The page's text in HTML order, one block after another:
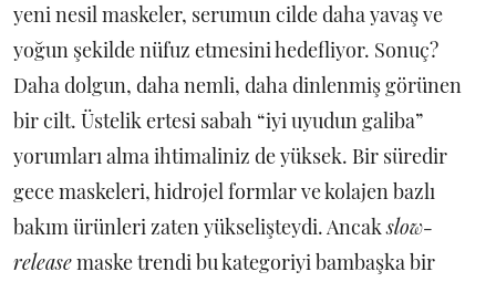
yeni nesil maskeler, serumun cilde daha yavaş ve
yoğun şekilde nüfuz etmesini hedefliyor. Sonuç?
Daha dolgun, daha nemli, daha dinlenmiş görünen
bir cilt. Üstelik ertesi sabah “iyi uyudun galiba”
yorumları alma ihtimaliniz de yüksek. Bir süredir
gece maskeleri, hidrojel formlar ve kolajen bazlı
bakım ürünleri zaten yükselişteydi. Ancakslow-
releasemaske trendi bu kategoriyi bambaşka bir